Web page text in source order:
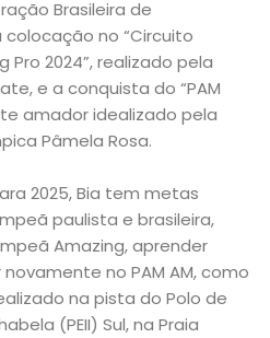
Brasileira de
no “Circuito
2024”, realizado pela
e a conquista do “PAM
amador idealizado pela
Pâmela Rosa.
2025, Bia tem metas
paulista e brasileira,
Amazing, aprender
no PAM AM, como
na pista do Polo de
(PEII) Sul, na Praia